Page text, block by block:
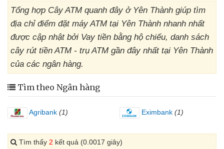
Tổng hợp Cây ATM quanh đây ở Yên Thành giúp tìm
địa chỉ điểm đặt máy ATM tại Yên Thành nhanh nhất
được cập nhật bởi Vay tiền bằng hộ chiếu, danh sách
cây rút tiền ATM - trụ ATM gần đây nhất tại Yên Thành
của các ngân hàng.
Tìm theo Ngân hàng
Agribank (1) Eximbank (1)
Tìm thấy 2 kết quả (0.0017 giây)